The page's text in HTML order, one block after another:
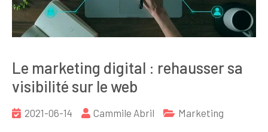
Le marketing digital : rehausser sa
visibilité sur le web
2021-06-14 Cammile Abril Marketing